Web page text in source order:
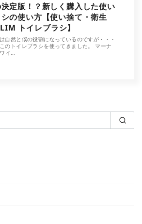
決定版！？新しく購入した使い
の使い方【使い捨て・衛生
トイレブラシ】
自然と僕の役割になっているのですが・・・
のトイレブラシを使ってきました。 マーナ
イ…